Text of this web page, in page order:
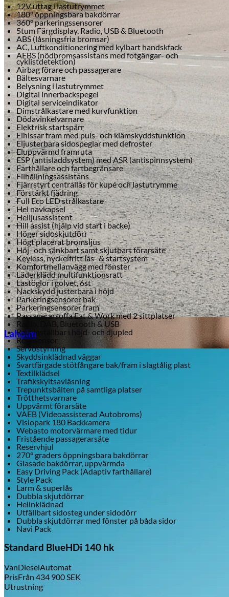
Skadeverkstad
Laholm
12V uttag i lastutrymmet
180° öppningsbara bakdörrar
360° parkeringssensorer
5tum Färgdisplay, Radio, USB & Bluetooth
ABS (låsningsfria bromsar)
AC, Luftkonditionering med kylbart handskfack
AEBS (nödbromsassistans med fotgängar- och
cyklistdetektion)
Airbag förare och passagerare
Bältesvarnare
Belysning i lastutrymmet
Digital innerbackspegel
Digital serviceindikator
Dimstrålkastare med kurvfunktion
Dödavinkelvarnare
Elektrisk startspärr
Elhissar fram med puls- och klämskyddsfunktion
Eljusterbara sidospeglar med defroster
Eluppvärmd framruta
ESP (antisladdsystem) med ASR (antispinnsystem)
Farthållare och fartbegränsare
Filhållningsassistans
Fjärrstyrt centrallås för kupé och lastutrymme
Förstärkt fjädring
Full Eco LED strålkastare
Hel navkapsel
Helljusassistent
Hill assist (hjälp vid start i backe)
Höger sidoskjutdörr
Högt placerat bromsljus
Höj- och sänkbart samt skjutbart förarsäte
Keyless, nyckelfritt lås- & startsystem
Komfortmellanvägg med fönster
Läderklädd multifunktionsratt
Lastöglor i golvet, 6st
Nackskydd justerbara i höjd
Parkeringsensorer bak
Parkeringsensorer fram
Passagerarsoffa Eat & Work med 2 sittplatser
Radio, DAB, Bluetooth & USB
Ratt inställbar i höjd- och djupled
Regnsensor
Servostyrning
Skyddsinklädnad väggar
Svartfärgade stötfångare bak/fram i slagtålig plast
Textilklädsel
Trafikskyltsavläsning
Trepunktsbälten på samtliga platser
Trötthetsvarnare
Uppvärmt förarsäte
VAEB (Videoassisterad Autobroms)
Visiopark 180 Backkamera
Webasto motorvärmare med tidur
Fristående passagerarsäte
Reservhjul
270° graders öppningsbara bakdörrar
Glasade bakdörrar, uppvärmda
Easy Driving Pack (Adaptiv farthållare)
Style Pack
Larm & superlås
Dubbla skjutdörrar
Helinklädnad
Utfällbart sidosteg under sidodörr
Dubbla skjutdörrar med fönster på båda sidor
Navi Pack
Standard BlueHDi 140 hk
VanDieselAutomat
PrisFrån 434 900SEK
Utrustning